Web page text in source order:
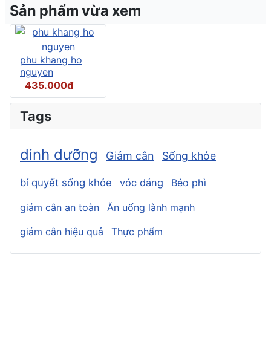
Sản phẩm vừa xem
phu khang ho
nguyen
435.000đ
Tags
dinh dưỡng Giảm cân Sống khỏe
bí quyết sống khỏe vóc dáng Béo phì
giảm cân an toàn
Ăn uống lành mạnh
giảm cân hiệu quả
Thực phẩm